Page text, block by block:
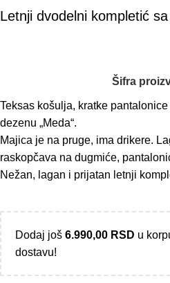
Letnji dvodelni kompletić sa
Šifra
Teksas košulja, kratke
dezenu „Meda“.
Majica je na pruge, ima drikere.
raskopčava na dugmiće,
Nežan, lagan i prijatan letnji
Dodaj još 6.990,00 RSD u
dostavu!